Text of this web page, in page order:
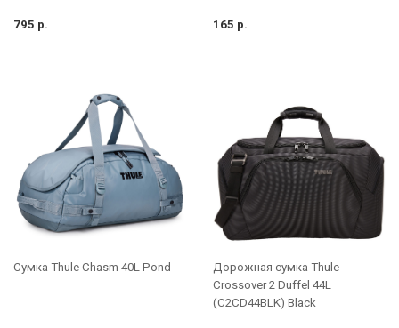
795 р. 165 р.
Cумка Thule Chasm 40L Pond
Дорожная сумка Thule
Crossover 2 Duffel 44L
(C2CD44BLK) Black